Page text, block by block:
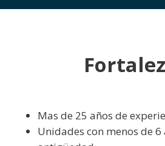
Mas de 25 años de
Unidades con menos de 6